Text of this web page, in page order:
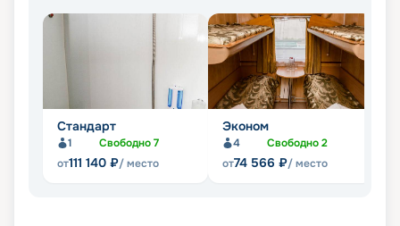
Стандарт
1 Свободно7
от111 140 ₽/ место
Эконом
4 Свободно2
от74 566 ₽/ место